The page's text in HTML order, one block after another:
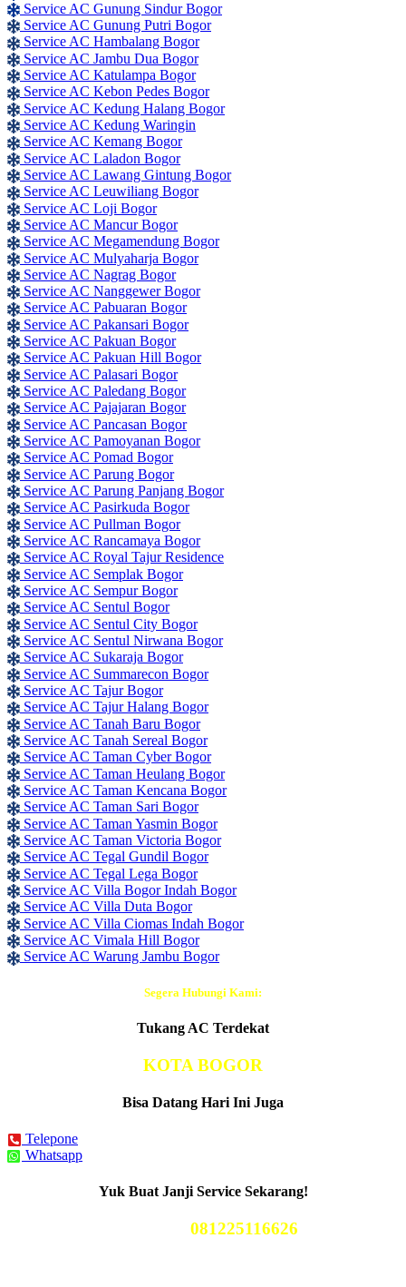
Service AC Gunung Sindur Bogor
Service AC Gunung Putri Bogor
Service AC Hambalang Bogor
Service AC Jambu Dua Bogor
Service AC Katulampa Bogor
Service AC Kebon Pedes Bogor
Service AC Kedung Halang Bogor
Service AC Kedung Waringin
Service AC Kemang Bogor
Service AC Laladon Bogor
Service AC Lawang Gintung Bogor
Service AC Leuwiliang Bogor
Service AC Loji Bogor
Service AC Mancur Bogor
Service AC Megamendung Bogor
Service AC Mulyaharja Bogor
Service AC Nagrag Bogor
Service AC Nanggewer Bogor
Service AC Pabuaran Bogor
Service AC Pakansari Bogor
Service AC Pakuan Bogor
Service AC Pakuan Hill Bogor
Service AC Palasari Bogor
Service AC Paledang Bogor
Service AC Pajajaran Bogor
Service AC Pancasan Bogor
Service AC Pamoyanan Bogor
Service AC Pomad Bogor
Service AC Parung Bogor
Service AC Parung Panjang Bogor
Service AC Pasirkuda Bogor
Service AC Pullman Bogor
Service AC Rancamaya Bogor
Service AC Royal Tajur Residence
Service AC Semplak Bogor
Service AC Sempur Bogor
Service AC Sentul Bogor
Service AC Sentul City Bogor
Service AC Sentul Nirwana Bogor
Service AC Sukaraja Bogor
Service AC Summarecon Bogor
Service AC Tajur Bogor
Service AC Tajur Halang Bogor
Service AC Tanah Baru Bogor
Service AC Tanah Sereal Bogor
Service AC Taman Cyber Bogor
Service AC Taman Heulang Bogor
Service AC Taman Kencana Bogor
Service AC Taman Sari Bogor
Service AC Taman Yasmin Bogor
Service AC Taman Victoria Bogor
Service AC Tegal Gundil Bogor
Service AC Tegal Lega Bogor
Service AC Villa Bogor Indah Bogor
Service AC Villa Duta Bogor
Service AC Villa Ciomas Indah Bogor
Service AC Vimala Hill Bogor
Service AC Warung Jambu Bogor
Segera Hubungi Kami:
Tukang AC Terdekat
KOTA BOGOR
Bisa Datang Hari Ini Juga
Telepone
Whatsapp
Yuk Buat Janji Service Sekarang!
081225116626